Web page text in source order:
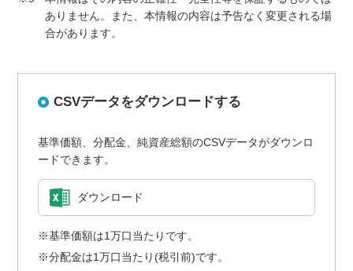
ありません。また、本情報の内容は予告なく変更される場
合があります。
CSVデータをダウンロードする
基準価額、分配金、純資産総額のCSVデータがダウンロ
ードできます。
ダウンロード
※基準価額は1万口当たりです。
※分配金は1万口当たり(税引前)です。